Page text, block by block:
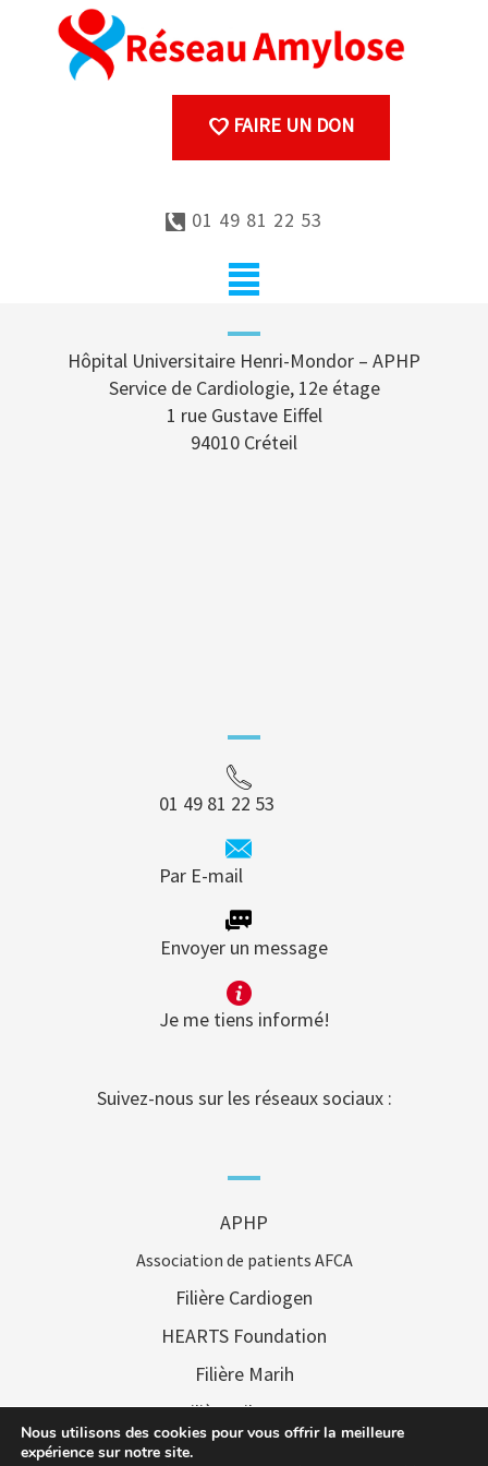
FAIRE UN DON
01 49 81 22 53
Hôpital Universitaire Henri-Mondor – APHP
Service de Cardiologie, 12e étage
1 rue Gustave Eiffel
94010 Créteil
01 49 81 22 53
Par E-mail
Envoyer un message
Je me tiens informé!
Suivez-nous sur les réseaux sociaux :
APHP
Association de patients AFCA
Filière Cardiogen
HEARTS Foundation
Filière Marih
Filière Filenums
Nous utilisons des cookies pour vous offrir la meilleure
expérience sur notre site.